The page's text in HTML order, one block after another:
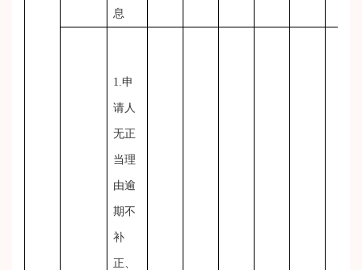
息
1.申
请人
无正
当理
由逾
期不
补
正、